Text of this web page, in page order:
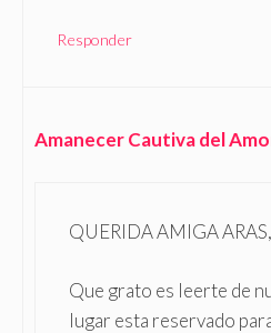
Responder
Amanecer Cautiva del
QUERIDA AMIGA
Que grato es leerte de
lugar esta reservado